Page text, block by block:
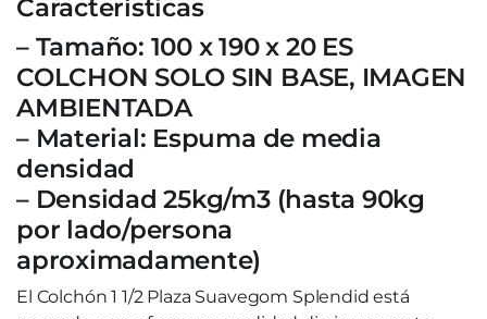
Características
– Tamaño: 100 x 190 x 20 ES
COLCHON SOLO SIN BASE, IMAGEN
AMBIENTADA
– Material: Espuma de media
densidad
– Densidad 25kg/m3 (hasta 90kg
por lado/persona
aproximadamente)
El Colchón 1 1/2 Plaza Suavegom Splendid está